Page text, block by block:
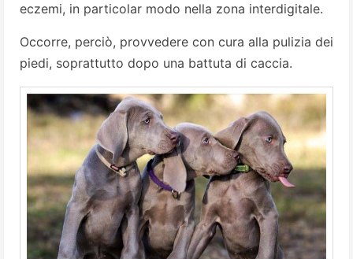
eczemi, in particolar modo nella zona interdigitale.
Occorre, perciò, provvedere con cura alla pulizia dei
piedi, soprattutto dopo una battuta di caccia.